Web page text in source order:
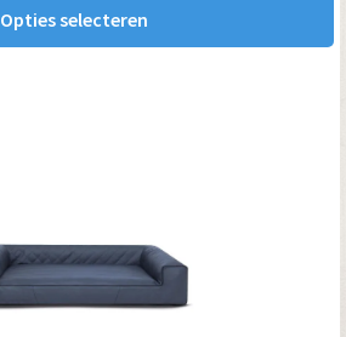
€ 129.00
Opties selecteren
op
meerdere
variaties.
Deze